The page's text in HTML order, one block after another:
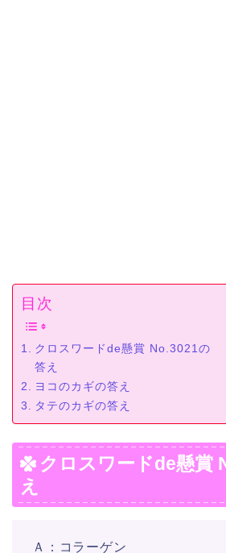
目次
クロスワードde懸賞 No.3021の
答え
ヨコのカギの答え
タテのカギの答え
クロスワードde懸賞
え
Ａ：コラーゲン